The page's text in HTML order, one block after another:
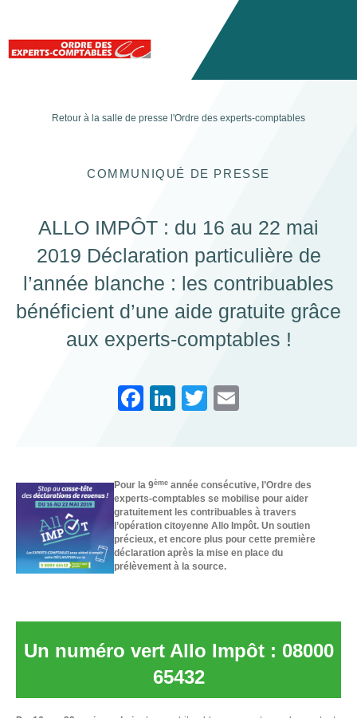
Retour à la salle de presse l'Ordre des experts-comptables
COMMUNIQUÉ DE PRESSE
ALLO IMPÔT : du 16 au 22 mai
2019 Déclaration particulière de
l’année blanche : les contribuables
bénéficient d’une aide gratuite grâce
aux experts-comptables !
F
e
b
o
o
k
Li
e
dI
n
T
er
Pour la 9ème année consécutive, l’Ordre des
experts-comptables se mobilise pour aider
gratuitement les contribuables à travers
l’opération citoyenne Allo Impôt. Un soutien
précieux, et encore plus pour cette première
déclaration après la mise en place du
prélèvement à la source.
Un numéro vert Allo Impôt : 08000
65432